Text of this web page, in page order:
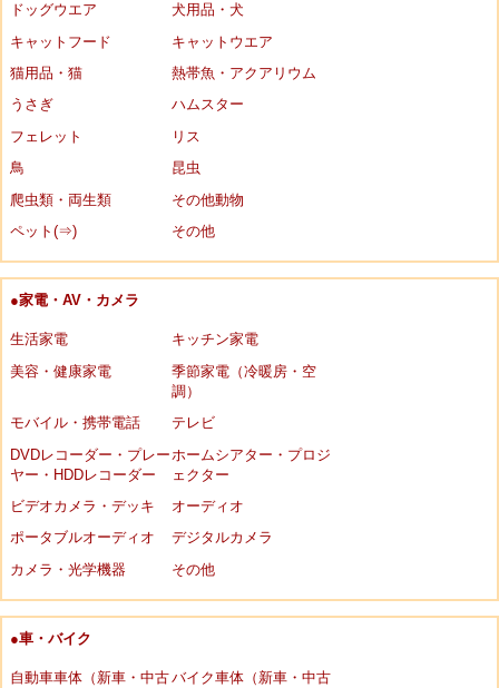
ドッグウエア
犬用品・犬
キャットフード
キャットウエア
猫用品・猫
熱帯魚・アクアリウム
うさぎ
ハムスター
フェレット
リス
鳥
昆虫
爬虫類・両生類
その他動物
ペット(⇒)
その他
●家電・AV・カメラ
生活家電
キッチン家電
美容・健康家電
季節家電（冷暖房・空
調）
モバイル・携帯電話
テレビ
DVDレコーダー・プレー
ヤー・HDDレコーダー
ホームシアター・プロジ
ェクター
ビデオカメラ・デッキ
オーディオ
ポータブルオーディオ
デジタルカメラ
カメラ・光学機器
その他
●車・バイク
自動車車体（新車・中古バイク車体（新車・中古